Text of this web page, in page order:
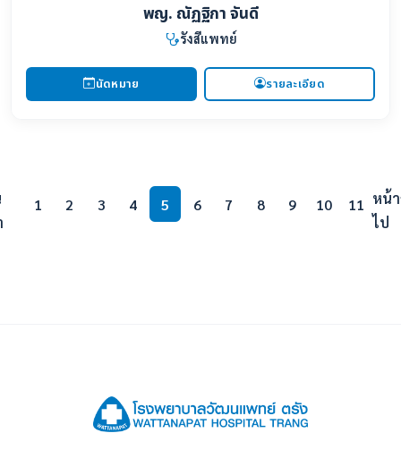
พญ. ณัฏฐิกา จันดี
รังสีแพทย์
นัดหมาย รายละเอียด
1 2 3 4 5 6 7 8 9 10 11 หน้
ไป